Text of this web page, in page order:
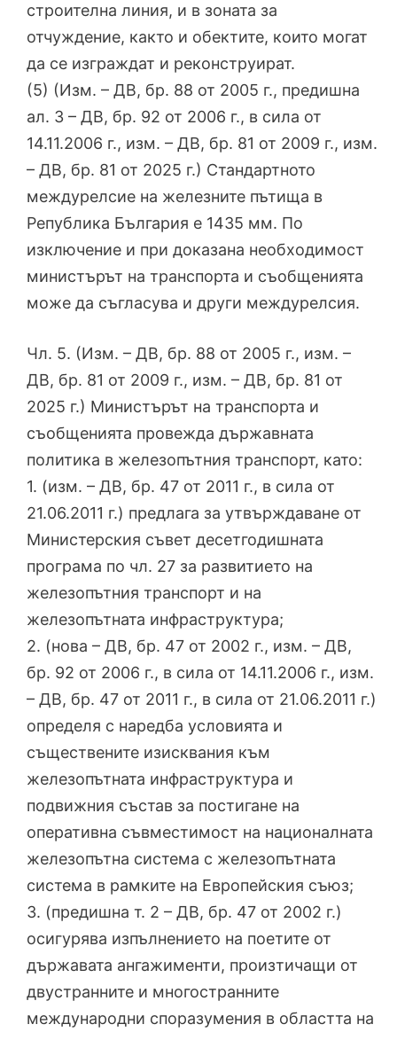
строителна линия, и в зоната за
отчуждение, както и обектите, които могат
да се изграждат и реконструират.
(5) (Изм. – ДВ, бр. 88 от 2005 г., предишна
ал. 3 – ДВ, бр. 92 от 2006 г., в сила от
14.11.2006 г., изм. – ДВ, бр. 81 от 2009 г., изм.
– ДВ, бр. 81 от 2025 г.) Стандартното
междурелсие на железните пътища в
Република България е 1435 мм. По
изключение и при доказана необходимост
министърът на транспорта и съобщенията
може да съгласува и други междурелсия.
Чл. 5. (Изм. – ДВ, бр. 88 от 2005 г., изм. –
ДВ, бр. 81 от 2009 г., изм. – ДВ, бр. 81 от
2025 г.) Министърът на транспорта и
съобщенията провежда държавната
политика в железопътния транспорт, като:
1. (изм. – ДВ, бр. 47 от 2011 г., в сила от
21.06.2011 г.) предлага за утвърждаване от
Министерския съвет десетгодишната
програма по чл. 27 за развитието на
железопътния транспорт и на
железопътната инфраструктура;
2. (нова – ДВ, бр. 47 от 2002 г., изм. – ДВ,
бр. 92 от 2006 г., в сила от 14.11.2006 г., изм.
– ДВ, бр. 47 от 2011 г., в сила от 21.06.2011 г.)
определя с наредба условията и
съществените изисквания към
железопътната инфраструктура и
подвижния състав за постигане на
оперативна съвместимост на националната
железопътна система с железопътната
система в рамките на Европейския съюз;
3. (предишна т. 2 – ДВ, бр. 47 от 2002 г.)
осигурява изпълнението на поетите от
държавата ангажименти, произтичащи от
двустранните и многостранните
международни споразумения в областта на